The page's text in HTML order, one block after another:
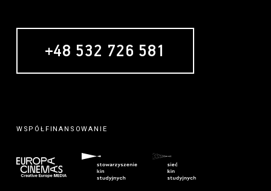
+48 532 726 581
MECENAS
WSPÓŁFINANSOWANIE